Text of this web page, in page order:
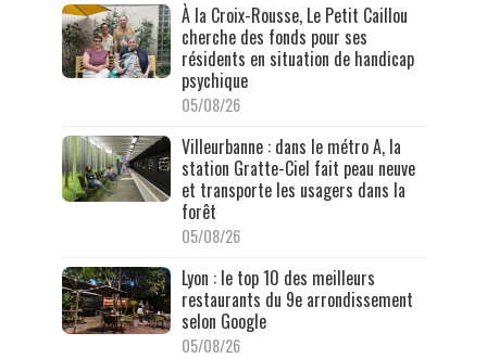
À la Croix-Rousse, Le Petit Caillou
cherche des fonds pour ses
résidents en situation de handicap
psychique
05/08/26
Villeurbanne : dans le métro A, la
station Gratte-Ciel fait peau neuve
et transporte les usagers dans la
forêt
05/08/26
Lyon : le top 10 des meilleurs
restaurants du 9e arrondissement
selon Google
05/08/26